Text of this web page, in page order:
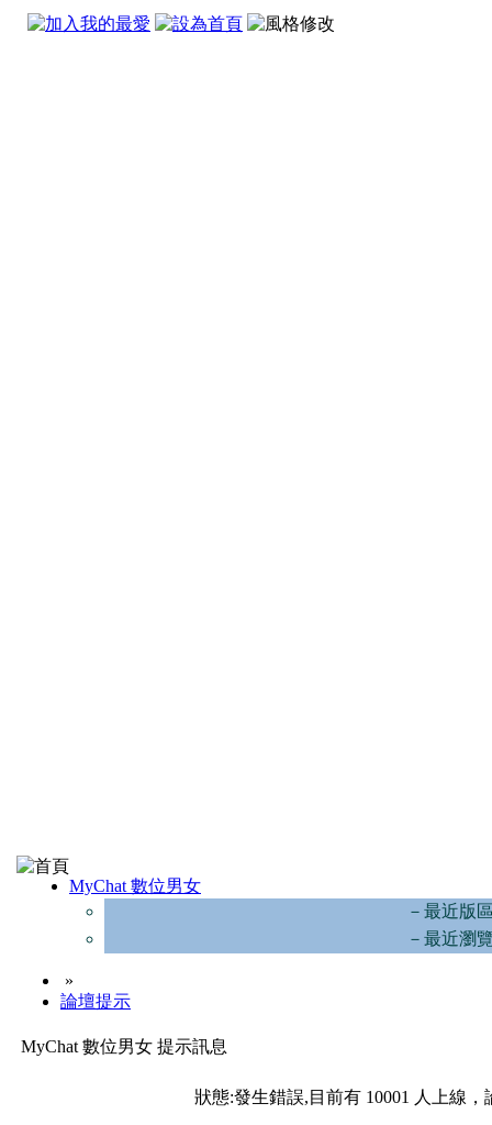
MyChat 數位男女
－最近版
－最近瀏
»
論壇提示
MyChat 數位男女 提示訊息
狀態:發生錯誤,目前有 10001 人上線